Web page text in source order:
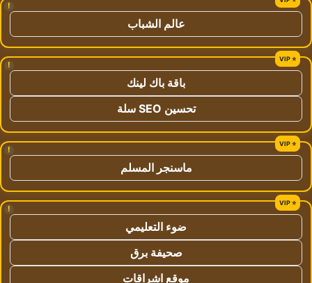
!
عالم الشباب
!
باقة باك لينك
تحسين SEO سلة
!
ماسنجر المسلم
!
ضوء التعليمي
صحيفة برق
موقع اشراقات